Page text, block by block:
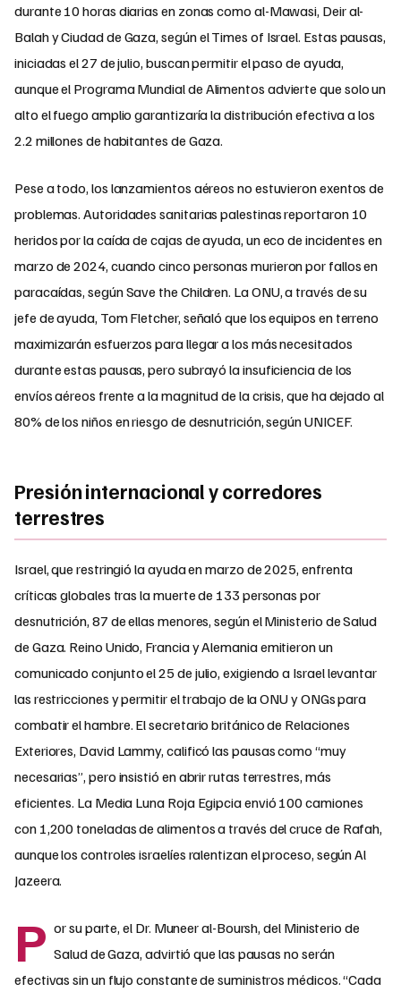
durante 10 horas diarias en zonas como al-Mawasi, Deir al-
Balah y Ciudad de Gaza, según el Times of Israel. Estas pausas,
iniciadas el 27 de julio, buscan permitir el paso de ayuda,
aunque el Programa Mundial de Alimentos advierte que solo un
alto el fuego amplio garantizaría la distribución efectiva a los
2.2 millones de habitantes de Gaza.
Pese a todo, los lanzamientos aéreos no estuvieron exentos de
problemas. Autoridades sanitarias palestinas reportaron 10
heridos por la caída de cajas de ayuda, un eco de incidentes en
marzo de 2024, cuando cinco personas murieron por fallos en
paracaídas, según Save the Children. La ONU, a través de su
jefe de ayuda, Tom Fletcher, señaló que los equipos en terreno
maximizarán esfuerzos para llegar a los más necesitados
durante estas pausas, pero subrayó la insuficiencia de los
envíos aéreos frente a la magnitud de la crisis, que ha dejado al
80% de los niños en riesgo de desnutrición, según UNICEF.
Presión internacional y corredores
terrestres
Israel, que restringió la ayuda en marzo de 2025, enfrenta
críticas globales tras la muerte de 133 personas por
desnutrición, 87 de ellas menores, según el Ministerio de Salud
de Gaza. Reino Unido, Francia y Alemania emitieron un
comunicado conjunto el 25 de julio, exigiendo a Israel levantar
las restricciones y permitir el trabajo de la ONU y ONGs para
combatir el hambre. El secretario británico de Relaciones
Exteriores, David Lammy, calificó las pausas como “muy
necesarias”, pero insistió en abrir rutas terrestres, más
eficientes. La Media Luna Roja Egipcia envió 100 camiones
con 1,200 toneladas de alimentos a través del cruce de Rafah,
aunque los controles israelíes ralentizan el proceso, según Al
Jazeera.
P or su parte, el Dr. Muneer al-Boursh, del Ministerio de
Salud de Gaza, advirtió que las pausas no serán
efectivas sin un flujo constante de suministros médicos. “Cada